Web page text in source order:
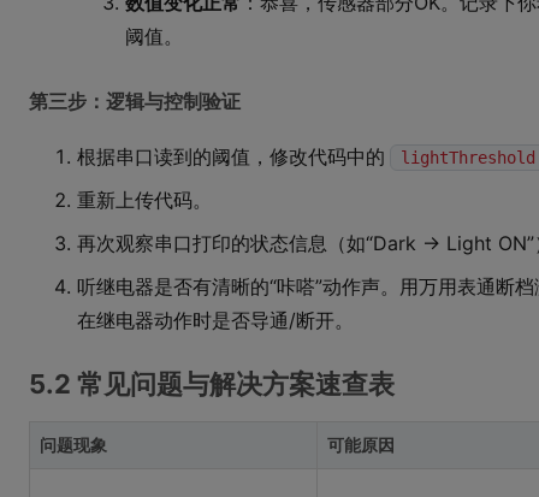
阈值。
第三步：逻辑与控制验证
根据串口读到的阈值，修改代码中的 lightThreshold
重新上传代码。
再次观察串口打印的状态信息（如“Dark -> Light
听继电器是否有清晰的“咔嗒”动作声。用万用表通断
在继电器动作时是否导通/断开。
5.2 常见问题与解决方案速查表
问题现象 可能原因